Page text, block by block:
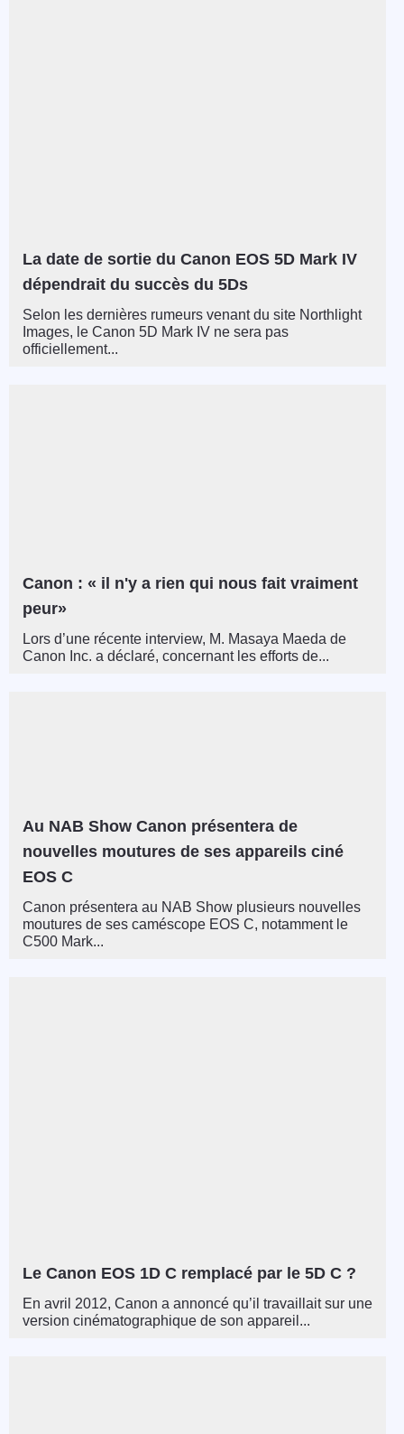
La date de sortie du Canon EOS 5D Mark IV
dépendrait du succès du 5Ds
Selon les dernières rumeurs venant du site Northlight
Images, le Canon 5D Mark IV ne sera pas
officiellement...
Canon : « il n'y a rien qui nous fait vraiment
peur»
Lors d’une récente interview, M. Masaya Maeda de
Canon Inc. a déclaré, concernant les efforts de...
Au NAB Show Canon présentera de
nouvelles moutures de ses appareils ciné
EOS C
Canon présentera au NAB Show plusieurs nouvelles
moutures de ses caméscope EOS C, notamment le
C500 Mark...
Le Canon EOS 1D C remplacé par le 5D C ?
En avril 2012, Canon a annoncé qu’il travaillait sur une
version cinématographique de son appareil...